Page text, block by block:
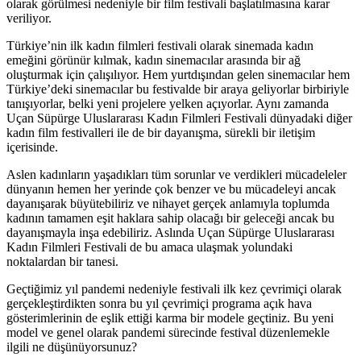
olarak görülmesi nedeniyle bir film festivali başlatılmasına karar
veriliyor.
Türkiye’nin ilk kadın filmleri festivali olarak sinemada kadın
emeğini görünür kılmak, kadın sinemacılar arasında bir ağ
oluşturmak için çalışılıyor. Hem yurtdışından gelen sinemacılar hem
Türkiye’deki sinemacılar bu festivalde bir araya geliyorlar birbiriyle
tanışıyorlar, belki yeni projelere yelken açıyorlar. Aynı zamanda
Uçan Süpürge Uluslararası Kadın Filmleri Festivali dünyadaki diğer
kadın film festivalleri ile de bir dayanışma, sürekli bir iletişim
içerisinde.
Aslen kadınların yaşadıkları tüm sorunlar ve verdikleri mücadeleler
dünyanın hemen her yerinde çok benzer ve bu mücadeleyi ancak
dayanışarak büyütebiliriz ve nihayet gerçek anlamıyla toplumda
kadının tamamen eşit haklara sahip olacağı bir geleceği ancak bu
dayanışmayla inşa edebiliriz. Aslında Uçan Süpürge Uluslararası
Kadın Filmleri Festivali de bu amaca ulaşmak yolundaki
noktalardan bir tanesi.
Geçtiğimiz yıl pandemi nedeniyle festivali ilk kez çevrimiçi olarak
gerçekleştirdikten sonra bu yıl çevrimiçi programa açık hava
gösterimlerinin de eşlik ettiği karma bir modele geçtiniz. Bu yeni
model ve genel olarak pandemi sürecinde festival düzenlemekle
ilgili ne düşünüyorsunuz?